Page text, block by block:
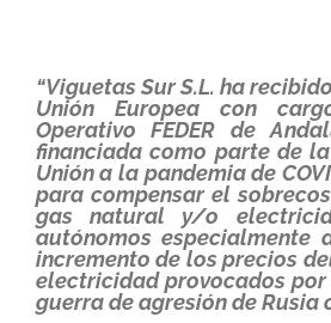
“Viguetas Sur S.L. ha
Unión Europea con
Operativo FEDER de
financiada como parte de
Unión a la pandemia de
para compensar el
gas natural y/o
autónomos especialmente
incremento de los precios
electricidad provocados
guerra de agresión de Rusia